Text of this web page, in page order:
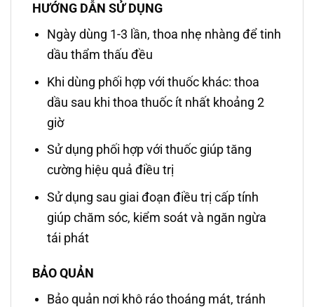
HƯỚNG DẪN SỬ DỤNG
Ngày dùng 1-3 lần, thoa nhẹ nhàng để tinh
dầu thẩm thấu đều
Khi dùng phối hợp với thuốc khác: thoa
dầu sau khi thoa thuốc ít nhất khoảng 2
giờ
Sử dụng phối hợp với thuốc giúp tăng
cường hiệu quả điều trị
Sử dụng sau giai đoạn điều trị cấp tính
giúp chăm sóc, kiểm soát và ngăn ngừa
tái phát
BẢO QUẢN
Bảo quản nơi khô ráo thoáng mát, tránh